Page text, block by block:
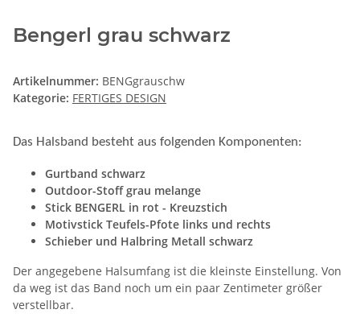
Bengerl grau schwarz
Artikelnummer: BENGgrauschw
Kategorie: FERTIGES DESIGN
Das Halsband besteht aus folgenden Komponenten:
Gurtband schwarz
Outdoor-Stoff grau melange
Stick BENGERL in rot - Kreuzstich
Motivstick Teufels-Pfote links und rechts
Schieber und Halbring Metall schwarz
Der angegebene Halsumfang ist die kleinste Einstellung. Von
da weg ist das Band noch um ein paar Zentimeter größer
verstellbar.